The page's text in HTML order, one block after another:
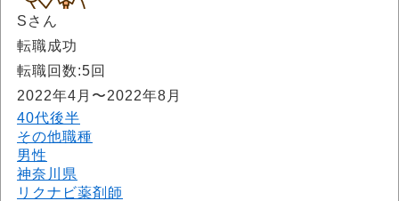
Sさん
転職成功
転職回数:5回
2022年4月〜2022年8月
40代後半
その他職種
男性
神奈川県
リクナビ薬剤師